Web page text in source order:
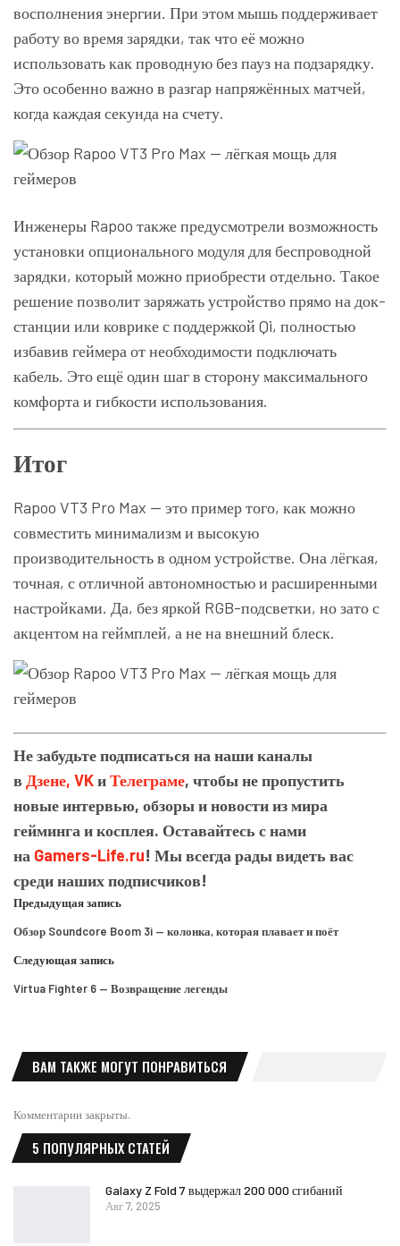
восполнения энергии. При этом мышь поддерживает
работу во время зарядки, так что её можно
использовать как проводную без пауз на подзарядку.
Это особенно важно в разгар напряжённых матчей,
когда каждая секунда на счету.
Инженеры Rapoo также предусмотрели возможность
установки опционального модуля для беспроводной
зарядки, который можно приобрести отдельно. Такое
решение позволит заряжать устройство прямо на док-
станции или коврике с поддержкой Qi, полностью
избавив геймера от необходимости подключать
кабель. Это ещё один шаг в сторону максимального
комфорта и гибкости использования.
Итог
Rapoo VT3 Pro Max — это пример того, как можно
совместить минимализм и высокую
производительность в одном устройстве. Она лёгкая,
точная, с отличной автономностью и расширенными
настройками. Да, без яркой RGB-подсветки, но зато с
акцентом на геймплей, а не на внешний блеск.
Не забудьте подписаться на наши каналы
в Дзене, VKиТелеграме, чтобы не пропустить
новые интервью, обзоры и новости из мира
гейминга и косплея. Оставайтесь с нами
на Gamers-Life.ru! Мы всегда рады видеть вас
среди наших подписчиков!
Предыдущая запись
Обзор Soundcore Boom 3i — колонка, которая плавает и поёт
Следующая запись
Virtua Fighter 6 — Возвращение легенды
ВАМ ТАКЖЕ МОГУТ ПОНРАВИТЬСЯ
Комментарии закрыты.
5 ПОПУЛЯРНЫХ СТАТЕЙ
Galaxy Z Fold 7 выдержал 200 000 сгибаний
Авг 7, 2025